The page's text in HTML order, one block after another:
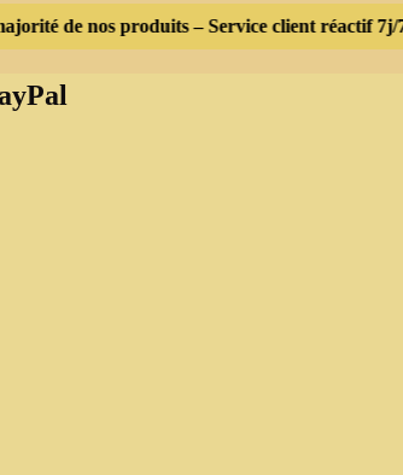
de nos produits – Service client réactif 7j/7